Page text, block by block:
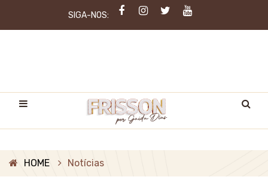
SIGA-NOS:
HOME Notícias